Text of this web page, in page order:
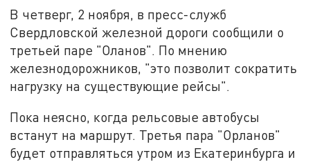
В четверг, 2 ноября, в пресс-служб
Свердловской железной дороги сообщили о
третьей паре "Оланов". По мнению
железнодорожников, "это позволит сократить
нагрузку на существующие рейсы".
Пока неясно, когда рельсовые автобусы
встанут на маршрут. Третья пара "Орланов"
будет отправляться утром из Екатеринбурга и